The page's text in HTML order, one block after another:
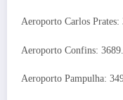
Aeroporto Carlos Prates:
Aeroporto Confins:
Aeroporto Pampulha: